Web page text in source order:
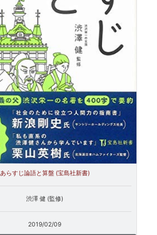
あらすじ論語と算盤 (宝島社新書)
渋澤 健 (監修)
2019/02/09